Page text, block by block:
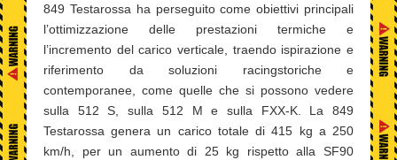
849 Testarossa ha perseguito come obiettivi principali
l’ottimizzazione delle prestazioni termiche e
l’incremento del carico verticale, traendo ispirazione e
riferimento da soluzioni racingstoriche e
contemporanee, come quelle che si possono vedere
sulla 512 S, sulla 512 M e sulla FXX-K. La 849
Testarossa genera un carico totale di 415 kg a 250
km/h, per un aumento di 25 kg rispetto alla SF90